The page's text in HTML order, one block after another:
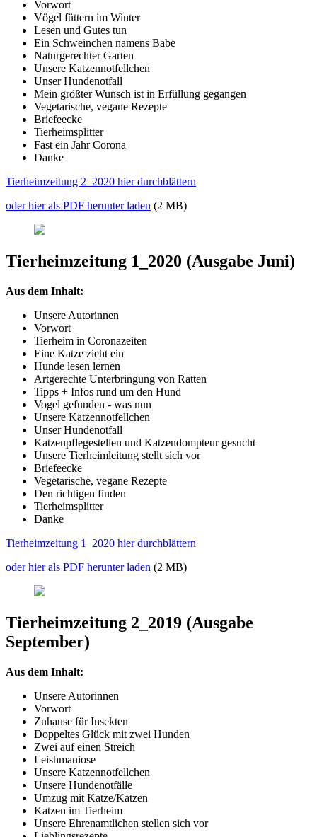
Vorwort
Vögel füttern im Winter
Lesen und Gutes tun
Ein Schweinchen namens Babe
Naturgerechter Garten
Unsere Katzennotfellchen
Unser Hundenotfall
Mein größter Wunsch ist in Erfüllung gegangen
Vegetarische, vegane Rezepte
Briefeecke
Tierheimsplitter
Fast ein Jahr Corona
Danke
Tierheimzeitung 2_2020 hier durchblättern
oder hier als PDF herunter laden (2 MB)
Tierheimzeitung 1_2020 (Ausgabe Juni)
Aus dem Inhalt:
Unsere Autorinnen
Vorwort
Tierheim in Coronazeiten
Eine Katze zieht ein
Hunde lesen lernen
Artgerechte Unterbringung von Ratten
Tipps + Infos rund um den Hund
Vogel gefunden - was nun
Unsere Katzennotfellchen
Unser Hundenotfall
Katzenpflegestellen und Katzendompteur gesucht
Unsere Tierheimleitung stellt sich vor
Briefeecke
Vegetarische, vegane Rezepte
Den richtigen finden
Tierheimsplitter
Danke
Tierheimzeitung 1_2020 hier durchblättern
oder hier als PDF herunter laden (2 MB)
Tierheimzeitung 2_2019 (Ausgabe
September)
Aus dem Inhalt:
Unsere Autorinnen
Vorwort
Zuhause für Insekten
Doppeltes Glück mit zwei Hunden
Zwei auf einen Streich
Leishmaniose
Unsere Katzennotfellchen
Unsere Hundenotfälle
Umzug mit Katze/Katzen
Katzen im Tierheim
Unsere Ehrenamtlichen stellen sich vor